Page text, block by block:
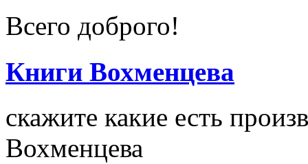
Всего доброго!
Книги Вохменцева
скажите какие есть
Вохменцева